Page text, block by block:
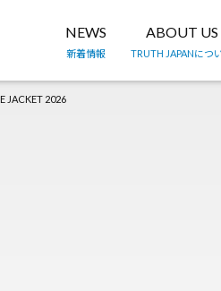
NEWS
新着情報
ABOUT US
TRUTH JAPANにつ
JACKET 2026